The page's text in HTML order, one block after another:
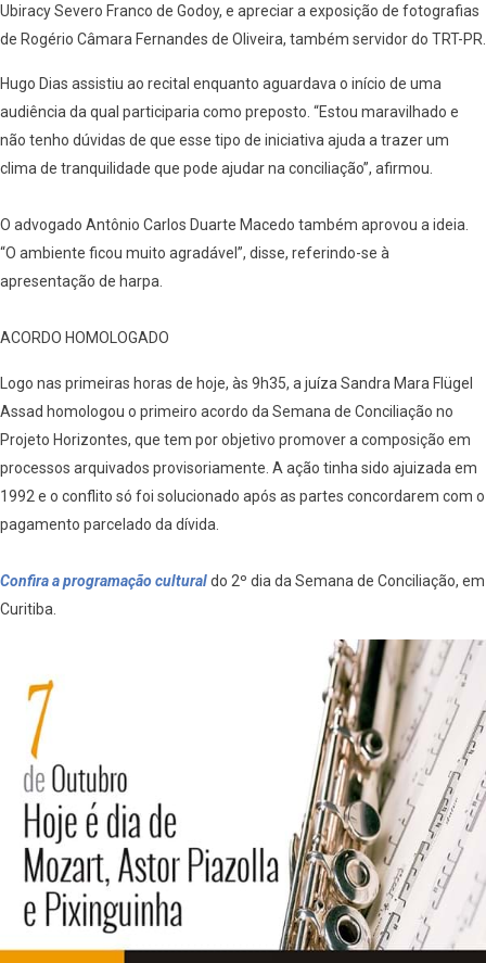
Ubiracy Severo Franco de Godoy, e apreciar a exposição de fotografias
de Rogério Câmara Fernandes de Oliveira, também servidor do TRT-PR.
Hugo Dias assistiu ao recital enquanto aguardava o início de uma
audiência da qual participaria como preposto. “Estou maravilhado e
não tenho dúvidas de que esse tipo de iniciativa ajuda a trazer um
clima de tranquilidade que pode ajudar na conciliação”, afirmou.
O advogado Antônio Carlos Duarte Macedo também aprovou a ideia.
“O ambiente ficou muito agradável”, disse, referindo-se à
apresentação de harpa.
ACORDO HOMOLOGADO
Logo nas primeiras horas de hoje, às 9h35, a juíza Sandra Mara Flügel
Assad homologou o primeiro acordo da Semana de Conciliação no
Projeto Horizontes, que tem por objetivo promover a composição em
processos arquivados provisoriamente. A ação tinha sido ajuizada em
1992 e o conflito só foi solucionado após as partes concordarem com o
pagamento parcelado da dívida.
Confira a programação culturaldo 2º dia da Semana de Conciliação, em
Curitiba.